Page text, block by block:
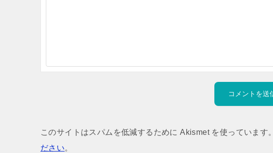
このサイトはスパムを低減するために Akismet を使っています。
ださい。